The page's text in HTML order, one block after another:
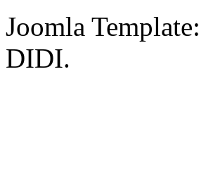
Joomla Template:
DIDI.